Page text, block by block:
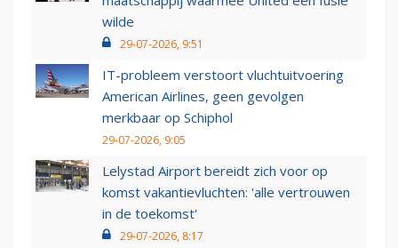
wilde
29-07-2026, 9:51
IT-probleem verstoort vluchtuitvoering
American Airlines, geen gevolgen
merkbaar op Schiphol
29-07-2026, 9:05
Lelystad Airport bereidt zich voor op
komst vakantievluchten: 'alle vertrouwen
in de toekomst'
29-07-2026, 8:17